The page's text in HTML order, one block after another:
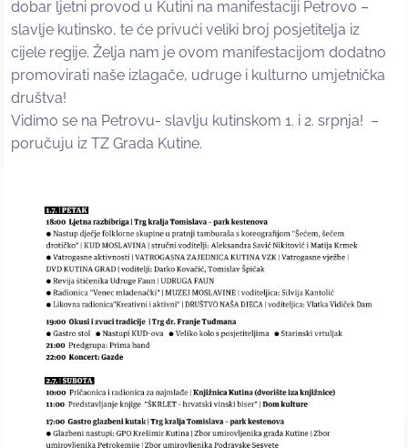
dobar ljetni provod u Kutini na manifestaciji Petrovo –
slavlje kutinsko, te će privući veliki broj posjetitelja iz
cijele regije. Želja nam je ovom manifestacijom dodatno
promovirati naše izlagače, udruge i kulturno umjetnička
društva!
Vidimo se na Petrovu- slavlju kutinskom 1. i 2. srpnja! –
poručuju iz TZ Grada Kutine.